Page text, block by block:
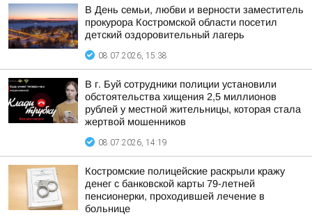
В День семьи, любви и верности заместитель
прокурора Костромской области посетил
детский оздоровительный лагерь
08.07.2026, 15:38
В г. Буй сотрудники полиции установили
обстоятельства хищения 2,5 миллионов
рублей у местной жительницы, которая стала
жертвой мошенников
08.07.2026, 14:19
Костромские полицейские раскрыли кражу
денег с банковской карты 79-летней
пенсионерки, проходившей лечение в
больнице